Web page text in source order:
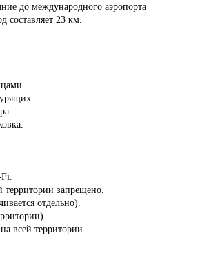
до международного аэропорта
составляет 23 км.
территории запрещено.
отдельно).
всей территории.